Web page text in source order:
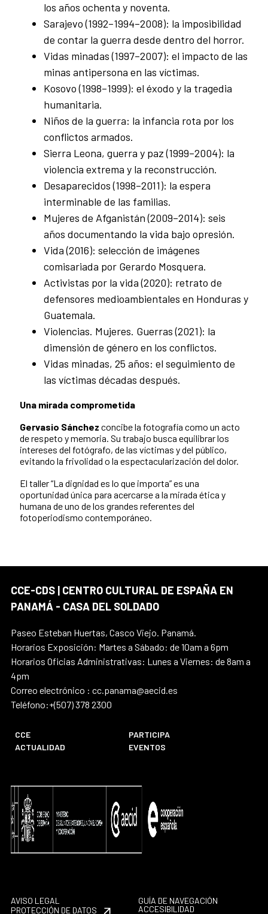
los años ochenta y noventa.
Sarajevo (1992–1994–2008): la imposibilidad
de contar la guerra desde dentro del horror.
Vidas minadas (1997–2007): el impacto de las
minas antipersona en las víctimas.
Kosovo (1998–1999): el éxodo y la tragedia
humanitaria.
Niños de la guerra: la infancia rota por los
conflictos armados.
Sierra Leona, guerra y paz (1999–2004): la
violencia extrema y la reconstrucción.
Desaparecidos (1998–2011): la espera
interminable de las familias.
Mujeres de Afganistán (2009–2014): seis
años documentando la vida bajo opresión.
Vida (2016): selección de imágenes
comisariada por Gerardo Mosquera.
Activistas por la vida (2020): retrato de
defensores medioambientales en Honduras y
Guatemala.
Violencias. Mujeres. Guerras (2021): la
dimensión de género en los conflictos.
Vidas minadas, 25 años: el seguimiento de
las víctimas décadas después.
Una mirada comprometida
Gervasio Sánchez concibe la fotografía como un acto
de respeto y memoria. Su trabajo busca equilibrar los
intereses del fotógrafo, de las víctimas y del público,
evitando la frivolidad o la espectacularización del dolor.
El taller “La dignidad es lo que importa” es una
oportunidad única para acercarse a la mirada ética y
humana de uno de los grandes referentes del
fotoperiodismo contemporáneo.
CCE-CDS | CENTRO CULTURAL DE ESPAÑA EN
PANAMÁ - CASA DEL SOLDADO
Paseo Esteban Huertas, Casco Viejo. Panamá.
Horarios Exposición: Martes a Sábado: de 10am a 6pm
Horarios Oficias Administrativas: Lunes a Viernes: de 8am a
4pm
Correo electrónico : cc.panama@aecid.es
Teléfono:+(507) 378 2300
CCE
PARTICIPA
ACTUALIDAD
EVENTOS
AVISO LEGAL
PROTECCIÓN DE DATOS
GUÍA DE NAVEGACIÓN
ACCESIBILIDAD